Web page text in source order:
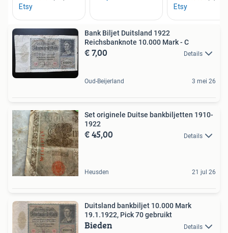
Bank Biljet Duitsland 1922
Reichsbanknote 10.000 Mark - C
€ 7,00 Details
Oud-Beijerland 3 mei 26
Set originele Duitse bankbiljetten 1910-
1922
€ 45,00 Details
Heusden 21 jul 26
Duitsland bankbiljet 10.000 Mark
19.1.1922, Pick 70 gebruikt
Bieden Details